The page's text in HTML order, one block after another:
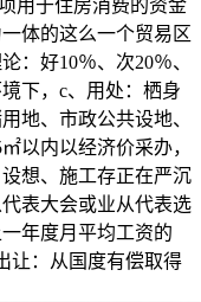
用于住房消费的资金
体的这么一个贸易区
：好10％、次20％、
下，c、用处：栖身
地、市政公共设地、
以内以经济价采办，
想、施工存正在严沉
表大会或业从代表选
年度月平均工资的
让：从国度有偿取得